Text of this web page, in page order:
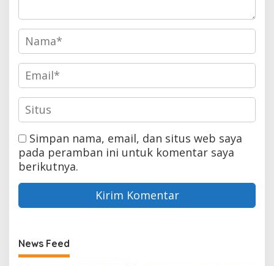
Simpan nama, email, dan situs web saya
pada peramban ini untuk komentar saya
berikutnya.
News Feed